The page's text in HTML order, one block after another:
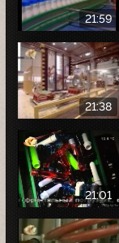
21:59
21:38
21:01